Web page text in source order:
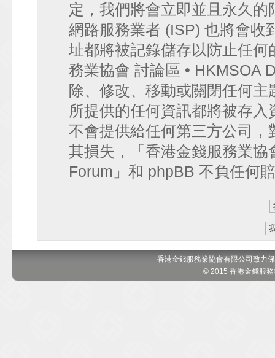
定，我們將會立即並且永久
網路服務業者 (ISP) 也將會收
址都將被記錄儲存以防止任
務業協會 討論區 • HKMSOA
除、修改、移動或關閉任何
所提供的任何資訊都將被存
不會提供給任何第三方公司
其損失，「香港金錢服務業
Forum」和 phpBB 不負任何
香港金錢服務業協會有限公司致力
© 2015 香港金錢服